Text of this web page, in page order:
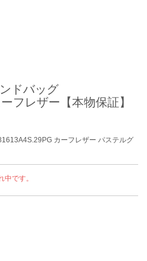
ドバッグ
フレザー【本物保証】
カーフレザー パステルグ
です。